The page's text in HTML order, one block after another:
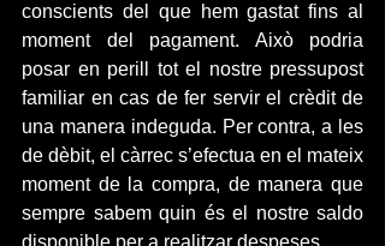
conscients del que hem gastat fins al
moment del pagament. Això podria
posar en perill tot el nostre pressupost
familiar en cas de fer servir el crèdit de
una manera indeguda. Per contra, a les
de dèbit, el càrrec s’efectua en el mateix
moment de la compra, de manera que
sempre sabem quin és el nostre saldo